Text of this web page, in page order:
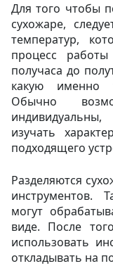
Для того чтобы
сухожаре,
температур,
процесс
получаса до
какую именно
Обычно
изучать
подходящего
Разделяются
инструментов.
могут
виде. После
использовать
откладывать на